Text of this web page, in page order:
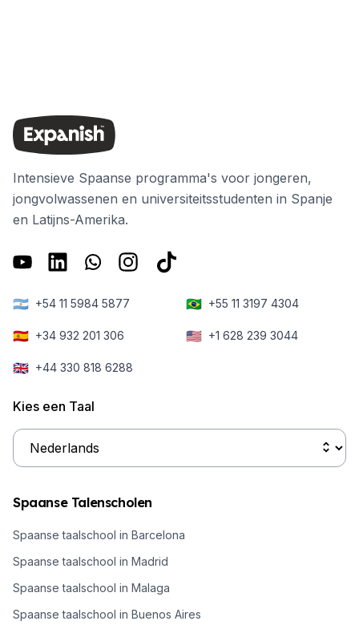
Intensieve Spaanse programma's voor jongeren,
jongvolwassenen en universiteitsstudenten in Spanje
en Latijns-Amerika.
🇦🇷 +54 11 5984 5877 🇧🇷 +55 11 3197 4304
🇪🇸 +34 932 201 306 🇺🇸 +1 628 239 3044
🇬🇧 +44 330 818 6288
Kies een Taal
Spaanse Talenscholen
Spaanse taalschool in Barcelona
Spaanse taalschool in Madrid
Spaanse taalschool in Malaga
Spaanse taalschool in Buenos Aires